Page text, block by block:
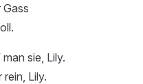
sie, Lily.
Lily.